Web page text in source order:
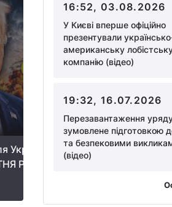
України! Трамп ЗДИВУВАВ
РАКЕТ на місяць: Путін
16:52, 03.08.2026
У Києві вперше офіційно
презентували
американську
компанію (відео)
19:32, 16.07.2026
Перезавантаження
зумовлене підготовкою
та безпековими
(відео)